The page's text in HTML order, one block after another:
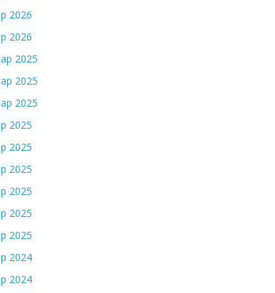
2026
2026
2025
2025
2025
2025
2025
2025
2025
2025
2025
2024
2024